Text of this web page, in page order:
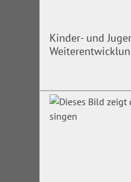
Kinder- und